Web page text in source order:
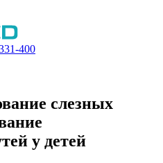
400
слезных
у детей